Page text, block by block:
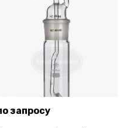
запросу